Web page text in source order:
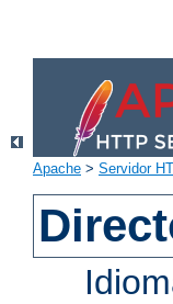
Apache > Servidor